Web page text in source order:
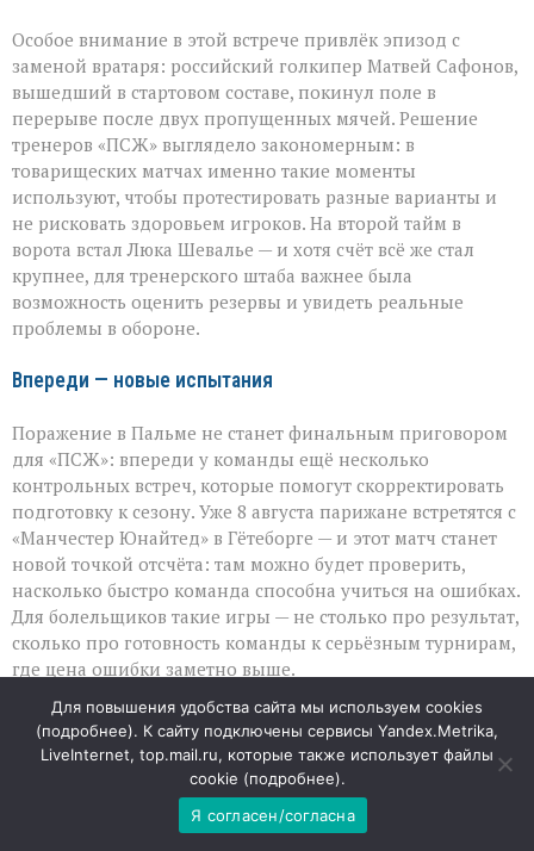
Особое внимание в этой встрече привлёк эпизод с
заменой вратаря: российский голкипер Матвей Сафонов,
вышедший в стартовом составе, покинул поле в
перерыве после двух пропущенных мячей. Решение
тренеров «ПСЖ» выглядело закономерным: в
товарищеских матчах именно такие моменты
используют, чтобы протестировать разные варианты и
не рисковать здоровьем игроков. На второй тайм в
ворота встал Люка Шевалье — и хотя счёт всё же стал
крупнее, для тренерского штаба важнее была
возможность оценить резервы и увидеть реальные
проблемы в обороне.
Впереди — новые испытания
Поражение в Пальме не станет финальным приговором
для «ПСЖ»: впереди у команды ещё несколько
контрольных встреч, которые помогут скорректировать
подготовку к сезону. Уже 8 августа парижане встретятся с
«Манчестер Юнайтед» в Гётеборге — и этот матч станет
новой точкой отсчёта: там можно будет проверить,
насколько быстро команда способна учиться на ошибках.
Для болельщиков такие игры — не столько про результат,
сколько про готовность команды к серьёзным турнирам,
где цена ошибки заметно выше.
Товарищеские матчи часто недооценивают, но именно в
них проявляются настоящие слабые места и скрытые
резервы. И разгромное поражение «ПСЖ» в
Испании — это не столько повод для громких заголовков,
сколько рабочий сигнал: команде предстоит многое
Для повышения удобства сайта мы используем cookies
(подробнее). К сайту подключены сервисы Yandex.Metrika,
LiveInternet, top.mail.ru, которые также использует файлы
cookie (подробнее).
Я согласен/согласна